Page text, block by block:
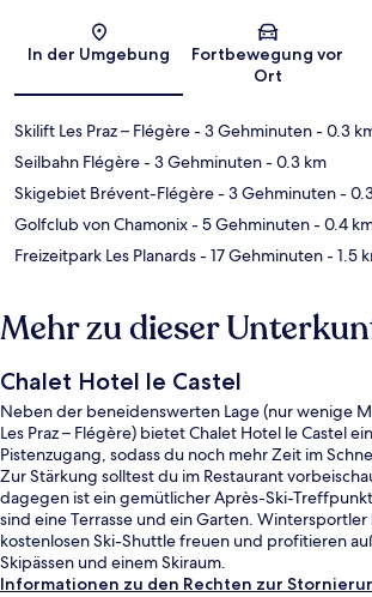
In der Umgebung
Fortbewegung vor
Ort
Skilift Les Praz – Flégère- 3 Gehminuten- 0.3
Seilbahn Flégère- 3 Gehminuten- 0.3 km
Skigebiet Brévent-Flégère- 3 Gehminuten-
Golfclub von Chamonix- 5 Gehminuten- 0.4
Freizeitpark Les Planards- 17 Gehminuten- 1.5
Mehr zu dieser
Chalet Hotel le Castel
Neben der beneidenswerten Lage (nur wenige
Les Praz – Flégère) bietet Chalet Hotel le Castel
Pistenzugang, sodass du noch mehr Zeit im
Zur Stärkung solltest du im Restaurant
dagegen ist ein gemütlicher Après-Ski-
sind eine Terrasse und ein Garten.
kostenlosen Ski-Shuttle freuen und profitieren
Skipässen und einem Skiraum.
Informationen zu den Rechten zur